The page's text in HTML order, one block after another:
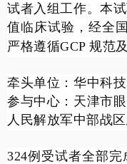
试者入组工作。本
值临床试验 ，经全国
严格遵循GCP规范
牵头单位：华中科
参与中心： 天津市
人民解放军中部战
324例受试者全部完